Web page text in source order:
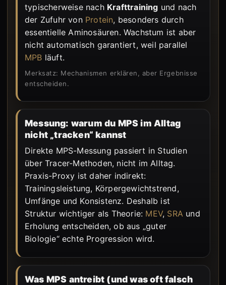
typischerweise nach Krafttraining und nach
der Zufuhr von Protein, besonders durch
essentielle Aminosäuren. Wachstum ist aber
nicht automatisch garantiert, weil parallel
MPB läuft.
Merksatz: Mechanismen erklären, aber Ergebnisse
entscheiden.
Messung: warum du MPS im Alltag
nicht „tracken“ kannst
Direkte MPS-Messung passiert in Studien
über Tracer-Methoden, nicht im Alltag.
Praxis-Proxy ist daher indirekt:
Trainingsleistung, Körpergewichtstrend,
Umfänge und Konsistenz. Deshalb ist
Struktur wichtiger als Theorie: MEV, SRA und
Erholung entscheiden, ob aus „guter
Biologie“ echte Progression wird.
Was MPS antreibt (und was oft falsch